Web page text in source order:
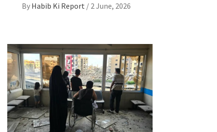
By Habib Ki Report / 2 June, 2026